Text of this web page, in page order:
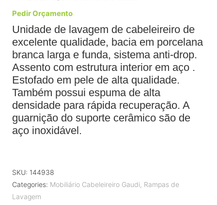
Pedir Orçamento
Unidade de lavagem de cabeleireiro de
excelente qualidade, bacia em porcelana
branca larga e funda, sistema anti-drop.
Assento com estrutura interior em aço .
Estofado em pele de alta qualidade.
Também possui espuma de alta
densidade para rápida recuperação. A
guarnição do suporte cerâmico são de
aço inoxidável.
SKU: 144938
Categories: Mobiliário Cabeleireiro Gaudi, Rampas de
Lavagem